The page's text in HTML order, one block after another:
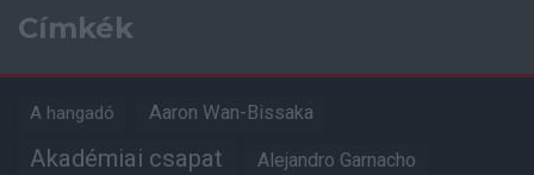
Címkék
A hangadó Aaron Wan-Bissaka
Akadémiai csapat Alejandro Garnacho